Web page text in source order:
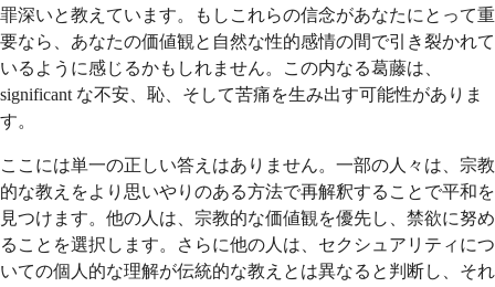
罪深いと教えています。もしこれらの信念があなたにとって重
要なら、あなたの価値観と自然な性的感情の間で引き裂かれて
いるように感じるかもしれません。この内なる葛藤は、
significant な不安、恥、そして苦痛を生み出す可能性がありま
す。
ここには単一の正しい答えはありません。一部の人々は、宗教
的な教えをより思いやりのある方法で再解釈することで平和を
見つけます。他の人は、宗教的な価値観を優先し、禁欲に努め
ることを選択します。さらに他の人は、セクシュアリティにつ
いての個人的な理解が伝統的な教えとは異なると判断し、それ